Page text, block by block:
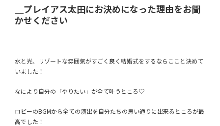
＿プレイアス太田にお決めになった理由をお聞
かせください
水と光、リゾートな雰囲気がすごく良く結婚式をするならここと決めて
いました！
なにより自分の「やりたい」が全て叶うところ♡
ロビーのBGMから全ての演出を自分たちの思い通りに出来るところが最
高でした！